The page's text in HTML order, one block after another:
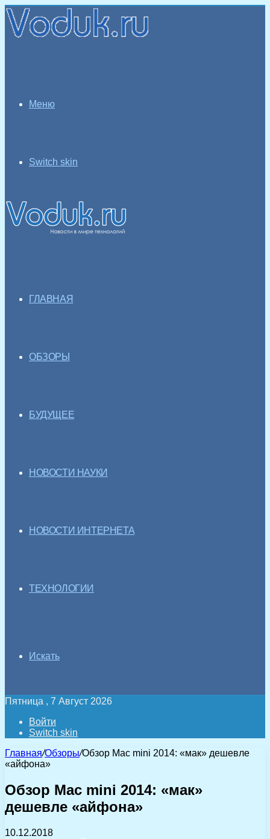
Меню
Switch skin
ГЛАВНАЯ
ОБЗОРЫ
БУДУЩЕЕ
НОВОСТИ НАУКИ
НОВОСТИ ИНТЕРНЕТА
ТЕХНОЛОГИИ
Искать
Пятница , 7 Август 2026
Войти
Switch skin
Главная/Обзоры/Обзор Mac mini 2014: «мак» дешевле
«айфона»
Обзор Mac mini 2014: «мак»
дешевле «айфона»
10.12.2018